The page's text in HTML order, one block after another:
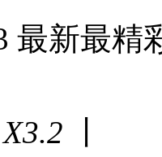
最新最
X3.2